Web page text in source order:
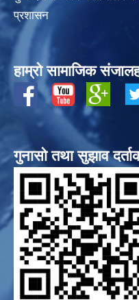
प्रशासन
हाम्रो सामाजिक
गुनासो तथा सुझाव